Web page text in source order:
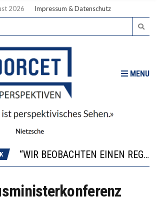
2026 Impressum & Datenschutz
MENU
“WIR BEOBACHTEN EINEN REGELRECHTEN STURZFLUG BEI DEN LERNLEISTUNGEN”
DIE VERSTÄRKTE HARMONISIERUNG IM SCHULWESEN VERRINGERT DAS INNOVATIONSPOTENZIAL